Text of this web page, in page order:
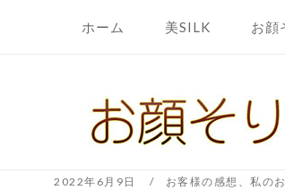
ホーム 美SILK お顔
2022年6月9日 お客様の感想 、私の